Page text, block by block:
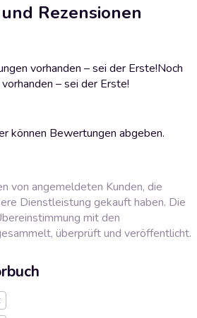
Rezensionen
vorhanden – sei der Erste!Noch
– sei der Erste!
können Bewertungen abgeben.
von angemeldeten Kunden, die
Dienstleistung gekauft haben. Die
mit den
überprüft und veröffentlicht.